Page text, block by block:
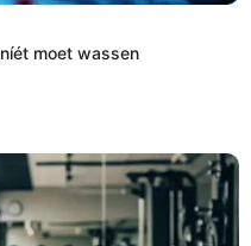
moet wassen